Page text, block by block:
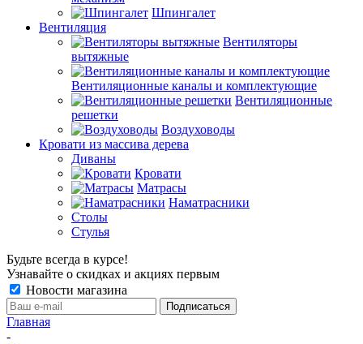
Шпингалет
Вентиляция
Вентиляторы
вытяжные
Вентиляционные каналы и комплектующие
Вентиляционные
решетки
Воздуховоды
Кровати из массива дерева
Диваны
Кровати
Матрасы
Наматрасники
Столы
Стулья
Будьте всегда в курсе!
Узнавайте о скидках и акциях первым
Новости магазина
Главная
-